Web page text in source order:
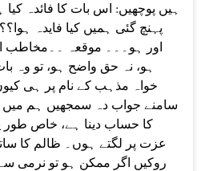
ہیں پوچھیں: اس بات کا فائدہ
پہنچ گئی ہمیں کیا فایدہ
اور ہو۔۔۔ موقعہ ۔۔مخاطب
ہو، نہ حق واضح ہو، تو وہ
خواہ مذہب کے نام پر ہی
سامنے جواب دہ سمجھیں ہم میں
کا حساب دینا ہے، خاص
عزت پر لگتے ہوں۔ ظالم کا
روکیں اگر ممکن ہو تو نرمی سے